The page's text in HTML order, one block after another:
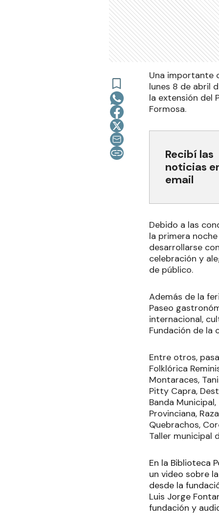
Una importante
lunes 8 de abril
la extensión del
Formosa.
Recibí las
noticias
email
Debido a las
la primera
desarrollarse
celebración y
de público.
Además de la
Paseo
internacional,
Fundación de la
Entre otros,
Folklórica
Montaraces,
Pitty Capra,
Banda
Provinciana,
Quebrachos,
Taller municipal
En la Biblioteca
un video sobre
desde la
Luis Jorge
fundación y